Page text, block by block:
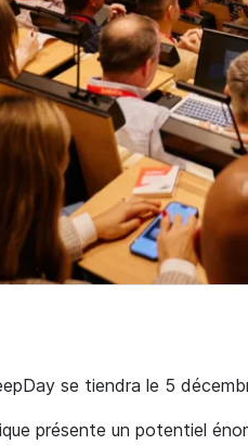
se tiendra le 5
présente un potentiel